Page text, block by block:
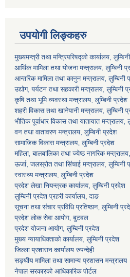
उपयोगी लिङ्कहरु
मुख्यमन्त्री तथा मन्त्रिपरिषद्को कार्यालय,
आर्थिक मामिला तथा योजना मन्त्रालय, लुम्बिनी
आन्तरिक मामिला तथा कानुन मन्त्रालय, लुम्बिनी
उद्योग, पर्यटन तथा सहकारी मन्त्रालय, लुम्बिनी
कृषि तथा भूमि व्यवस्था मन्त्रालय, लुम्बिनी प्रदेश
शहरी विकास तथा खानेपानी मन्त्रालय, लुम्बिनी
भौतिक पूर्वाधार विकास तथा यातायात मन्त्रालय,
वन तथा वातावरण मन्त्रालय, लुम्बिनी प्रदेश
सामाजिक विकास मन्त्रालय, लुम्बिनी प्रदेश
महिला, बालबालिका तथा ज्येष्ठ नागरिक
ऊर्जा, जलस्रोत तथा सिंचाई मन्त्रालय, लुम्बिनी
स्वास्थ्य मन्त्रालय, लुम्बिनी प्रदेश
प्रदेश लेखा नियन्त्रक कार्यालय, लुम्बिनी प्रदेश
लुम्बिनी प्रदेश प्रहरी कार्यालय, दाङ
सूचना तथा संचार प्रविधि प्रतिष्ठान, लुम्बिनी
प्रदेश लोक सेवा आयोग, बुटवल
प्रदेश योजना आयोग, लुम्बिनी प्रदेश
मुख्य न्यायाधिक्ताको कार्यालय, लुम्बिनी प्रदेश
जिल्ला प्रशासन कार्यालय रुपन्देही
सङ्घीय मामिला तथा सामान्य प्रशासन मन्त्रालय
नेपाल सरकारको आधिकारिक पोर्टल